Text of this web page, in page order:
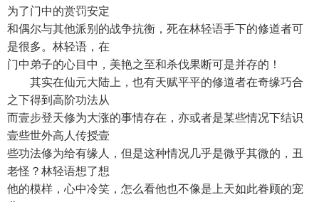
为了门中的赏罚安定
和偶尔与其他派别的战争抗衡，死在林轻语手下的修道者可
是很多。林轻语，在
门中弟子的心目中，美艳之至和杀伐果断可是并存的！
其实在仙元大陆上，也有天赋平平的修道者在奇缘巧合
之下得到高阶功法从
而壹步登天修为大涨的事情存在，亦或者是某些情况下结识
壹些世外高人传授壹
些功法修为给有缘人，但是这种情况几乎是微乎其微的，丑
老怪？林轻语想了想
他的模样，心中冷笑，怎么看他也不像是上天如此眷顾的宠